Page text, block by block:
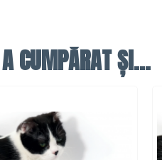
CUMPĂRAT ȘI...